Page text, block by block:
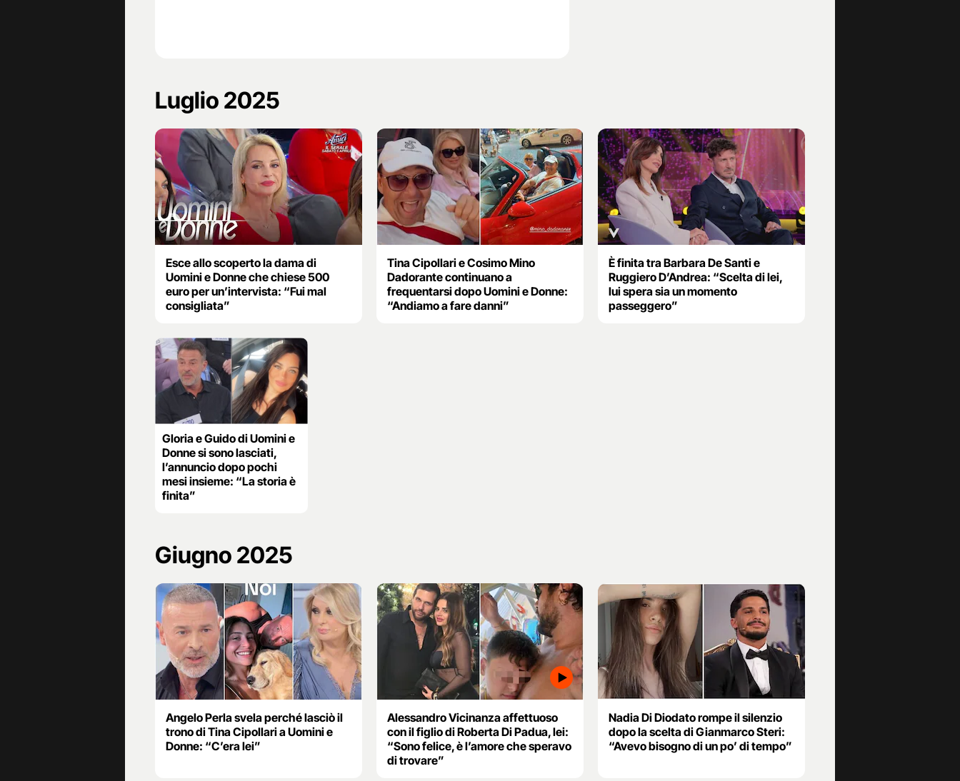
Luglio 2025
Esce allo scoperto la dama di
Uomini e Donne che chiese 500
euro per un’intervista: “Fui mal
consigliata”
Tina Cipollari e Cosimo Mino
Dadorante continuano a
frequentarsi dopo Uomini e Donne:
“Andiamo a fare danni”
È finita tra Barbara De Santi e
Ruggiero D’Andrea: “Scelta di lei,
lui spera sia un momento
passeggero”
Gloria e Guido di Uomini e
Donne si sono lasciati,
l’annuncio dopo pochi
mesi insieme: “La storia è
finita”
Giugno 2025
Angelo Perla svela perché lasciò il
trono di Tina Cipollari a Uomini e
Donne: “C’era lei”
Alessandro Vicinanza affettuoso
con il figlio di Roberta Di Padua, lei:
“Sono felice, è l’amore che speravo
di trovare”
Nadia Di Diodato rompe il silenzio
dopo la scelta di Gianmarco Steri:
“Avevo bisogno di un po’ di tempo”